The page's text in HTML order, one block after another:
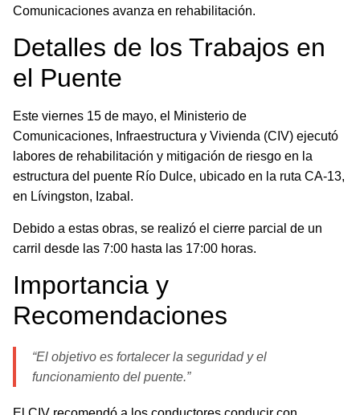
Comunicaciones avanza en rehabilitación.
Detalles de los Trabajos en
el Puente
Este viernes 15 de mayo, el Ministerio de
Comunicaciones, Infraestructura y Vivienda (CIV) ejecutó
labores de rehabilitación y mitigación de riesgo en la
estructura del puente Río Dulce, ubicado en la ruta CA-13,
en Lívingston, Izabal.
Debido a estas obras, se realizó el cierre parcial de un
carril desde las 7:00 hasta las 17:00 horas.
Importancia y
Recomendaciones
“El objetivo es fortalecer la seguridad y el
funcionamiento del puente.”